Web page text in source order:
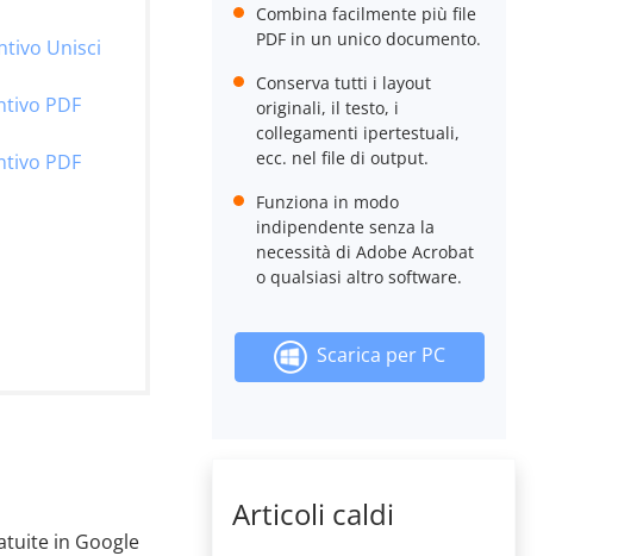
Unisci
PDF
PDF
in Google
Combina facilmente più file
PDF in un unico documento.
Conserva tutti i layout
originali, il testo, i
collegamenti ipertestuali,
ecc. nel file di output.
Funziona in modo
indipendente senza la
necessità di Adobe Acrobat
o qualsiasi altro software.
Scarica per PC
Articoli caldi